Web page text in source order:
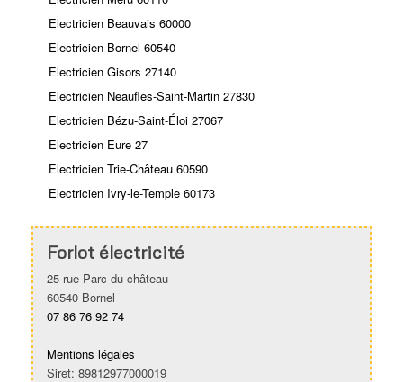
Electricien Beauvais 60000
Electricien Bornel 60540
Electricien Gisors 27140
Electricien Neaufles-Saint-Martin 27830
Electricien Bézu-Saint-Éloi 27067
Electricien Eure 27
Electricien Trie-Château 60590
Electricien Ivry-le-Temple 60173
Forlot électricité
25 rue Parc du château
60540 Bornel
07 86 76 92 74
Mentions légales
Siret: 89812977000019